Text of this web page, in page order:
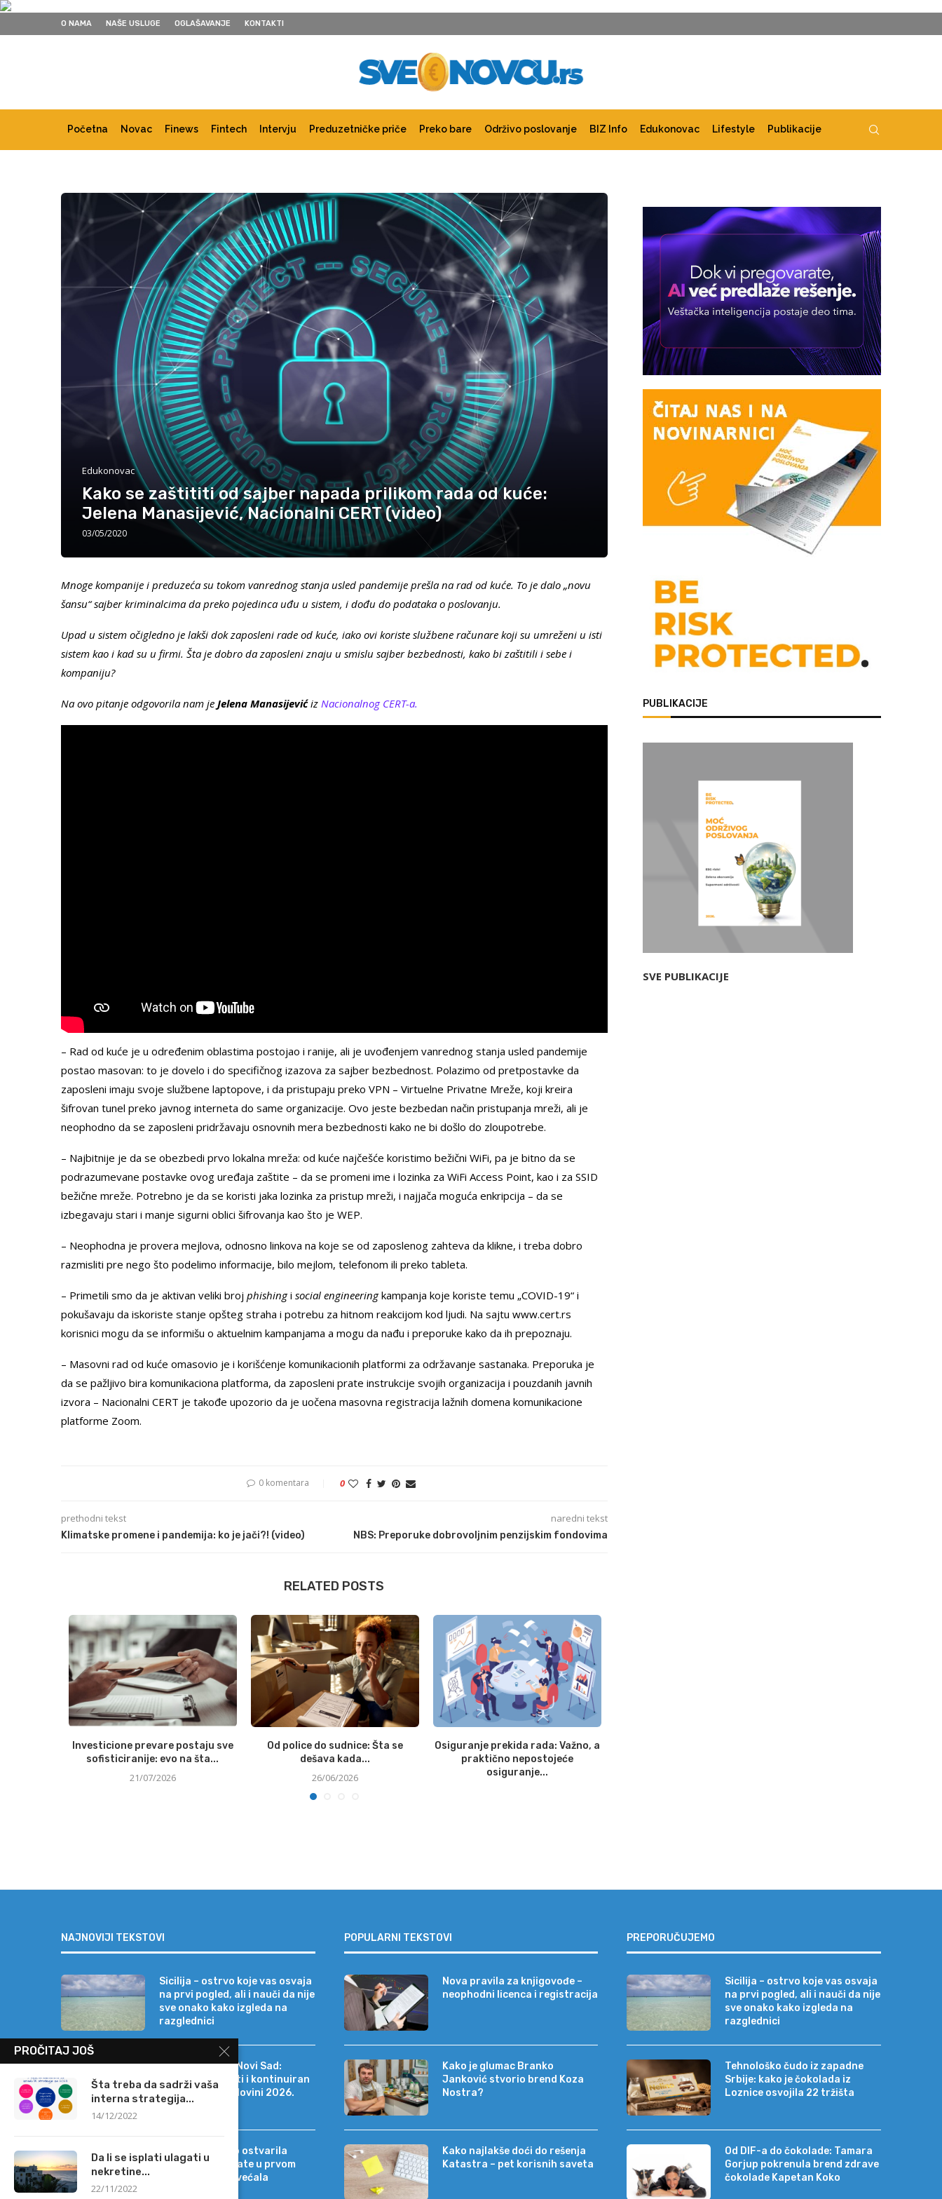
O NAMA NAŠE USLUGE OGLAŠAVANJE KONTAKTI
Početna Novac Finews Fintech Intervju Preduzetničke priče Preko bare Održivo poslovanje BIZ Info Edukonovac Lifestyle Publikacije
Edukonovac
Kako se zaštititi od sajber napada prilikom rada od kuće:
Jelena Manasijević, Nacionalni CERT (video)
03/05/2020
Mnoge kompanije i preduzeća su tokom vanrednog stanja usled pandemije prešla na rad od kuće. To je dalo „novu
šansu“ sajber kriminalcima da preko pojedinca uđu u sistem, i dođu do podataka o poslovanju.
Upad u sistem očigledno je lakši dok zaposleni rade od kuće, iako ovi koriste službene računare koji su umreženi u isti
sistem kao i kad su u firmi. Šta je dobro da zaposleni znaju u smislu sajber bezbednosti, kako bi zaštitili i sebe i
kompaniju?
Na ovo pitanje odgovorila nam je Jelena Manasijevićiz Nacionalnog CERT-a.
– Rad od kuće je u određenim oblastima postojao i ranije, ali je uvođenjem vanrednog stanja usled pandemije
postao masovan: to je dovelo i do specifičnog izazova za sajber bezbednost. Polazimo od pretpostavke da
zaposleni imaju svoje službene laptopove, i da pristupaju preko VPN – Virtuelne Privatne Mreže, koji kreira
šifrovan tunel preko javnog interneta do same organizacije. Ovo jeste bezbedan način pristupanja mreži, ali je
neophodno da se zaposleni pridržavaju osnovnih mera bezbednosti kako ne bi došlo do zloupotrebe.
– Najbitnije je da se obezbedi prvo lokalna mreža: od kuće najčešće koristimo bežični WiFi, pa je bitno da se
podrazumevane postavke ovog uređaja zaštite – da se promeni ime i lozinka za WiFi Access Point, kao i za SSID
bežične mreže. Potrebno je da se koristi jaka lozinka za pristup mreži, i najjača moguća enkripcija – da se
izbegavaju stari i manje sigurni oblici šifrovanja kao što je WEP.
– Neophodna je provera mejlova, odnosno linkova na koje se od zaposlenog zahteva da klikne, i treba dobro
razmisliti pre nego što podelimo informacije, bilo mejlom, telefonom ili preko tableta.
– Primetili smo da je aktivan veliki broj phishingi social engineeringkampanja koje koriste temu „COVID-19“ i
pokušavaju da iskoriste stanje opšteg straha i potrebu za hitnom reakcijom kod ljudi. Na sajtu www.cert.rs
korisnici mogu da se informišu o aktuelnim kampanjama a mogu da nađu i preporuke kako da ih prepoznaju.
– Masovni rad od kuće omasovio je i korišćenje komunikacionih platformi za održavanje sastanaka. Preporuka je
da se pažljivo bira komunikaciona platforma, da zaposleni prate instrukcije svojih organizacija i pouzdanih javnih
izvora – Nacionalni CERT je takođe upozorio da je uočena masovna registracija lažnih domena komunikacione
platforme Zoom.
0 komentara 0
prethodni tekst
Klimatske promene i pandemija: ko je jači?! (video)
naredni tekst
NBS: Preporuke dobrovoljnim penzijskim fondovima
RELATED POSTS
Investicione prevare postaju sve
sofisticiranije: evo na šta...
21/07/2026
Od police do sudnice: Šta se
dešava kada...
26/06/2026
Osiguranje prekida rada: Važno, a
praktično nepostojeće
osiguranje...
PUBLIKACIJE
SVE PUBLIKACIJE
NAJNOVIJI TEKSTOVI
Sicilija – ostrvo koje vas osvaja
na prvi pogled, ali i nauči da nije
sve onako kako izgleda na
razglednici
Erste Bank a.d. Novi Sad:
Stabilni rezultati i kontinuiran
rast i u prvoj polovini 2026.
godine
Intesa Sanpaolo ostvarila
rekordne rezultate u prvom
polugodištu, povećala
POPULARNI TEKSTOVI
Nova pravila za knjigovođe –
neophodni licenca i registracija
Kako je glumac Branko
Janković stvorio brend Koza
Nostra?
Kako najlakše doći do rešenja
Katastra – pet korisnih saveta
PREPORUČUJEMO
Sicilija – ostrvo koje vas osvaja
na prvi pogled, ali i nauči da nije
sve onako kako izgleda na
razglednici
Tehnološko čudo iz zapadne
Srbije: kako je čokolada iz
Loznice osvojila 22 tržišta
Od DIF-a do čokolade: Tamara
Gorjup pokrenula brend zdrave
čokolade Kapetan Koko
PROČITAJ JOŠ
Šta treba da sadrži vaša
interna strategija...
14/12/2022
Da li se isplati ulagati u
nekretine...
22/11/2022